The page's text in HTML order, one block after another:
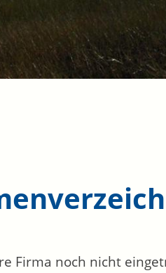
Firma noch nicht